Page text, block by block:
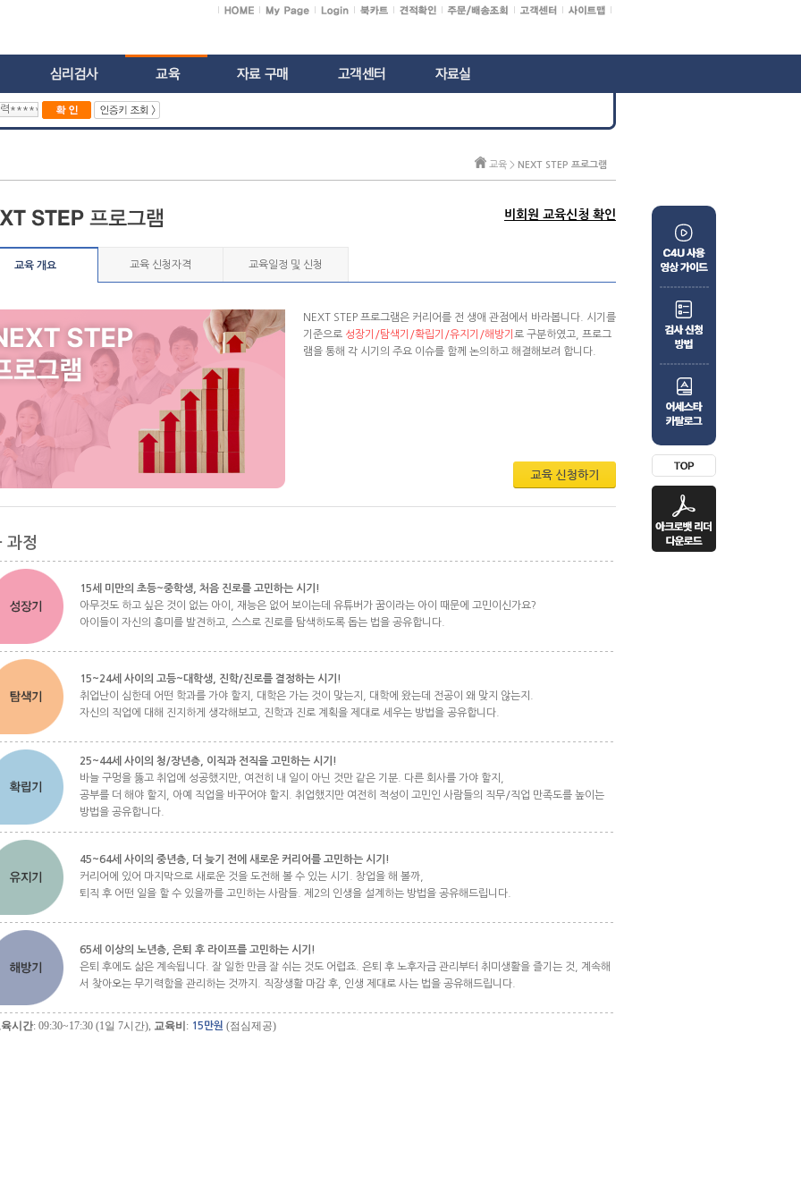
교육 > NEXT STEP 프로그램
비회원 교육신청 확인
교육 개요 교육 신청자격 교육일정 및 신청
NEXT STEP 프로그램은 커리어를 전 생애 관점에서 바라봅니다. 시기를
기준으로 성장기/탐색기/확립기/유지기/해방기 로 구분하였고, 프로그
램을 통해 각 시기의 주요 이슈를 함께 논의하고 해결해보려 합니다.
과정
15세 미만의 초등~중학생, 처음 진로를 고민하는 시기!
아무것도 하고 싶은 것이 없는 아이, 재능은 없어 보이는데 유튜버가 꿈이라는 아이 때문에 고민이신가요?
아이들이 자신의 흥미를 발견하고, 스스로 진로를 탐색하도록 돕는 법을 공유합니다.
15~24세 사이의 고등~대학생, 진학/진로를 결정하는 시기!
취업난이 심한데 어떤 학과를 가야 할지, 대학은 가는 것이 맞는지, 대학에 왔는데 전공이 왜 맞지 않는지.
자신의 직업에 대해 진지하게 생각해보고, 진학과 진로 계획을 제대로 세우는 방법을 공유합니다.
25~44세 사이의 청/장년층, 이직과 전직을 고민하는 시기!
바늘 구멍을 뚫고 취업에 성공했지만, 여전히 내 일이 아닌 것만 같은 기분. 다른 회사를 가야 할지,
공부를 더 해야 할지, 아예 직업을 바꾸어야 할지. 취업했지만 여전히 적성이 고민인 사람들의 직무/직업 만족도를 높이는
방법을 공유합니다.
45~64세 사이의 중년층, 더 늦기 전에 새로운 커리어를 고민하는 시기!
커리어에 있어 마지막으로 새로운 것을 도전해 볼 수 있는 시기. 창업을 해 볼까,
퇴직 후 어떤 일을 할 수 있을까를 고민하는 사람들. 제2의 인생을 설계하는 방법을 공유해드립니다.
65세 이상의 노년층, 은퇴 후 라이프를 고민하는 시기!
은퇴 후에도 삶은 계속됩니다. 잘 일한 만큼 잘 쉬는 것도 어렵죠. 은퇴 후 노후자금 관리부터 취미생활을 즐기는 것, 계속해
서 찾아오는 무기력함을 관리하는 것까지. 직장생활 마감 후, 인생 제대로 사는 법을 공유해드립니다.
시간: 09:30~17:30 (1일 7시간), 교육비 : 15만원 (점심제공)